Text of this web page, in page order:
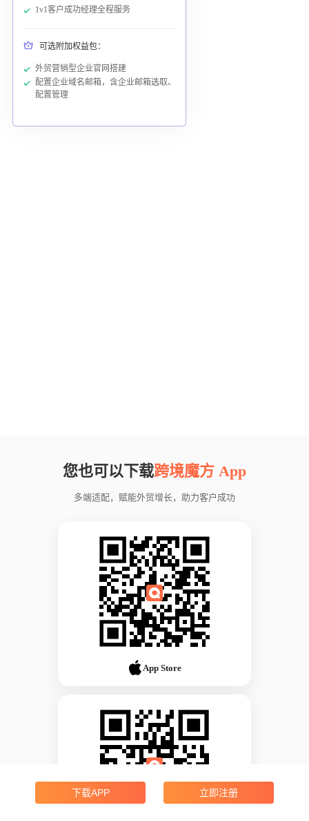
1v1客户成功经理全程服务
可选附加权益包：
外贸营销型企业官网搭建
配置企业域名邮箱，含企业邮箱选取、
配置管理
您也可以下载跨境魔方 App
多端适配，赋能外贸增长，助力客户成功
App Store
下载APP 立即注册